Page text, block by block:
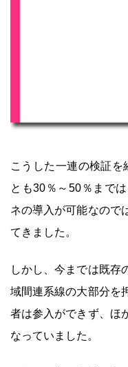
こうした一連の検証を
とも30％～50％まで
ネの導入が可能なので
てきました。
しかし、今までは既存
域間連系線の大部分を
者は参入ができず、ほ
なっていました。